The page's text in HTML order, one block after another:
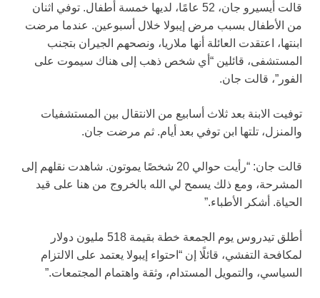
قالت أيسيرو جان، 52 عامًا، لديها خمسة أطفال. توفي اثنان
من الأطفال بسبب مرض إيبولا خلال أسبوعين. عندما مرضت
ابنتها، اعتقدت العائلة أنها ملاريا، ونصحهم الجيران بتجنب
المستشفى، قائلين “أي شخص ذهب إلى هناك سيموت على
الفور”، قالت جان.
توفيت الابنة بعد ثلاث أسابيع من الانتقال بين المستشفيات
والمنزل، تلتها ابن توفي بعد أيام. ثم مرضت جان.
قالت جان: “رأيت حوالي 20 شخصًا يموتون. شاهدت نقلهم إلى
المشرحة، ومع ذلك يسمح لي الله بالخروج من هنا على قيد
الحياة. أشكر الأطباء.”
أطلق تيدروس يوم الجمعة خطة بقيمة 518 مليون دولار
لمكافحة التفشي، قائلًا إن “احتواء إيبولا يعتمد على الالتزام
السياسي، والتمويل المستدام، وثقة واهتمام المجتمعات.”